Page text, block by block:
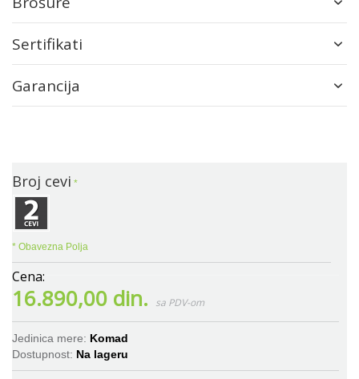
Broj cevi
* Obavezna Polja
16.890,00 din.
Jedinica mere: Komad
Dostupnost: Na lageru
Sertifikati
Garancija